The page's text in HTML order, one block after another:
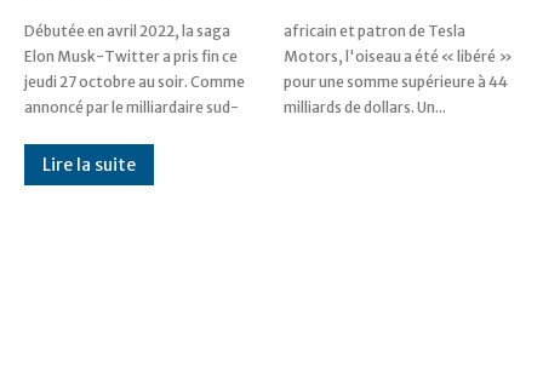
Débutée en avril 2022, la saga
Elon Musk-Twitter a pris fin ce
jeudi 27 octobre au soir. Comme
annoncé par le milliardaire sud-
africain et patron de Tesla
Motors, l'oiseau a été « libéré »
pour une somme supérieure à 44
milliards de dollars. Un...
Lire la suite